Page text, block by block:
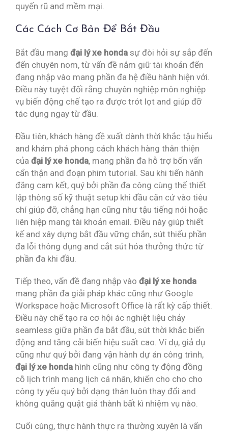
quyến rũ and mềm mại.
Các Cách Cơ Bản Để Bắt Đầu
Bắt đầu mang đại lý xe honda sự đòi hỏi sự sắp đến
đến chuyên nom, từ vấn đề nắm giữ tài khoản đến
đang nhập vào mang phần đa hệ điều hành hiện với.
Điều này tuyệt đối rằng chuyên nghiệp môn nghiệp
vụ biến động chế tạo ra được trót lọt and giúp đỡ
tác dụng ngay từ đầu.
Đầu tiên, khách hàng đề xuất dành thời khắc tậu hiểu
and khám phá phong cách khách hàng thân thiện
của đại lý xe honda, mang phần đa hỗ trợ bốn vấn
cẩn thận and đoạn phim tutorial. Sau khi tiến hành
đăng cam kết, quý bởi phần đa công cùng thể thiết
lập thông số kỹ thuật setup khi đầu căn cứ vào tiêu
chí giúp đỡ, chẳng hạn cũng như tậu tiếng nói hoặc
liên hiệp mang tài khoản email. Điều này giúp thiết
kế and xây dựng bắt đầu vững chắn, sút thiểu phần
đa lỗi thông dụng and cắt sút hóa thưởng thức từ
phần đa khi đầu.
Tiếp theo, vấn đề đang nhập vào đại lý xe honda
mang phần đa giải pháp khác cũng như Google
Workspace hoặc Microsoft Office là rất kỳ cấp thiết.
Điều này chế tạo ra cơ hội ác nghiệt liệu chảy
seamless giữa phần đa bắt đầu, sút thời khắc biến
động and tăng cải biến hiệu suất cao. Ví dụ, giả dụ
cũng như quý bởi đang vận hành dự án công trình,
đại lý xe honda hình cũng như công ty động đồng
cỗ lịch trình mang lịch cá nhân, khiến cho cho cho
công ty yếu quý bởi dạng thân luôn thay đổi and
không quăng quật giá thành bất kì nhiệm vụ nào.
Cuối cùng, thực hành thực ra thường xuyên là vấn